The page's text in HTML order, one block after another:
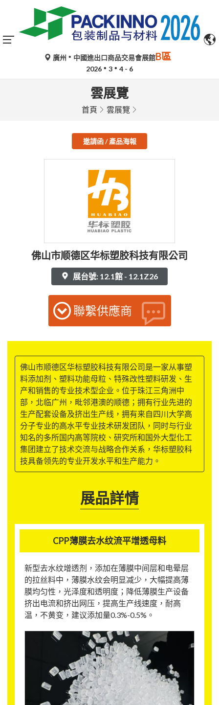
廣州 中國進出口商品交易會展館B區
2026 3 4 - 6
雲展覽
首頁 雲展覽
邀請函 / 產品海報
佛山市顺德区华标塑胶科技有限公司
展台號: 12.1館 - 12.1Z26
聯繫供應商
佛山市顺德区华标塑胶科技有限公司是一家从事塑
料添加剂、塑料功能母粒、特殊改性塑料研发、生
产和销售的专业技术型企业。位于珠江三角洲中
部，北临广州，毗邻港澳的顺德；拥有行业先进的
生产配套设备及挤出生产线，拥有来自四川大学高
分子专业的高水平专业技术研发团队，同时与行业
知名的多所国内高等院校、研究所和国外大型化工
集团建立了技术交流与战略合作关系，华标塑胶科
技具备领先的专业开发水平和生产能力。
展品詳情
CPP薄膜去水纹流平增透母料
新型去水纹增透剂，添加在薄膜中间层和电晕层
的拉丝料中，薄膜水纹会明显减少，大幅提高薄
膜均匀性，光泽度和透明度；降低薄膜生产设备
挤出电流和挤出网压，提高生产线速度，耐高
温，不黄变，建议添加量0.3%-0.5%。